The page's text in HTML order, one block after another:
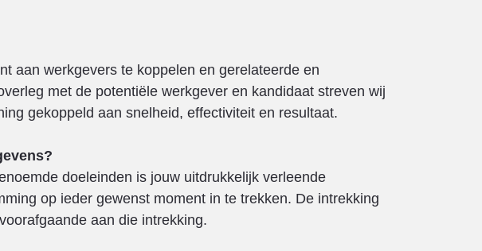
aan werkgevers te koppelen en gerelateerde en
met de potentiële werkgever en kandidaat streven wij
gekoppeld aan snelheid, effectiviteit en resultaat.
doeleinden is jouw uitdrukkelijk verleende
op ieder gewenst moment in te trekken. De intrekking
aan die intrekking.